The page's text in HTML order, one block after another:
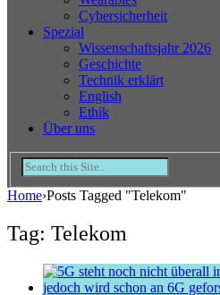
Cybersicherheit
Spezial
Wissenschaftsjahr 2026
Geschichte
Technik erklärt
English
Ethik
Über uns
Home›Posts Tagged "Telekom"
Tag: Telekom